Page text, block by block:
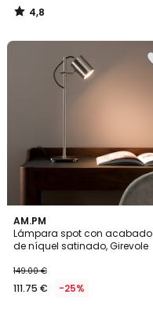
4,8
/
AM.PM
Lámpara spot con acabado
de níquel satinado, Girevole
149.00 €
111.75 € -25%
3,5
/ 5